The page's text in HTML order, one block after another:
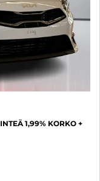
1,99% KORKO +